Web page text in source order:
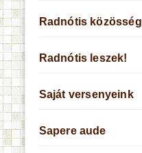
Radnótis közösség
Radnótis leszek!
Saját versenyeink
Sapere aude